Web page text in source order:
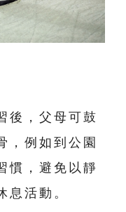
後，父母可鼓
，例如到公園
慣，避免以靜
息活動。